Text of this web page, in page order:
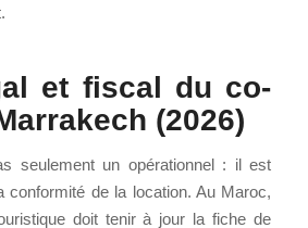
et fiscal du co-
(2026)
seulement un opérationnel : il est
conformité de la location. Au Maroc,
doit tenir à jour la fiche de